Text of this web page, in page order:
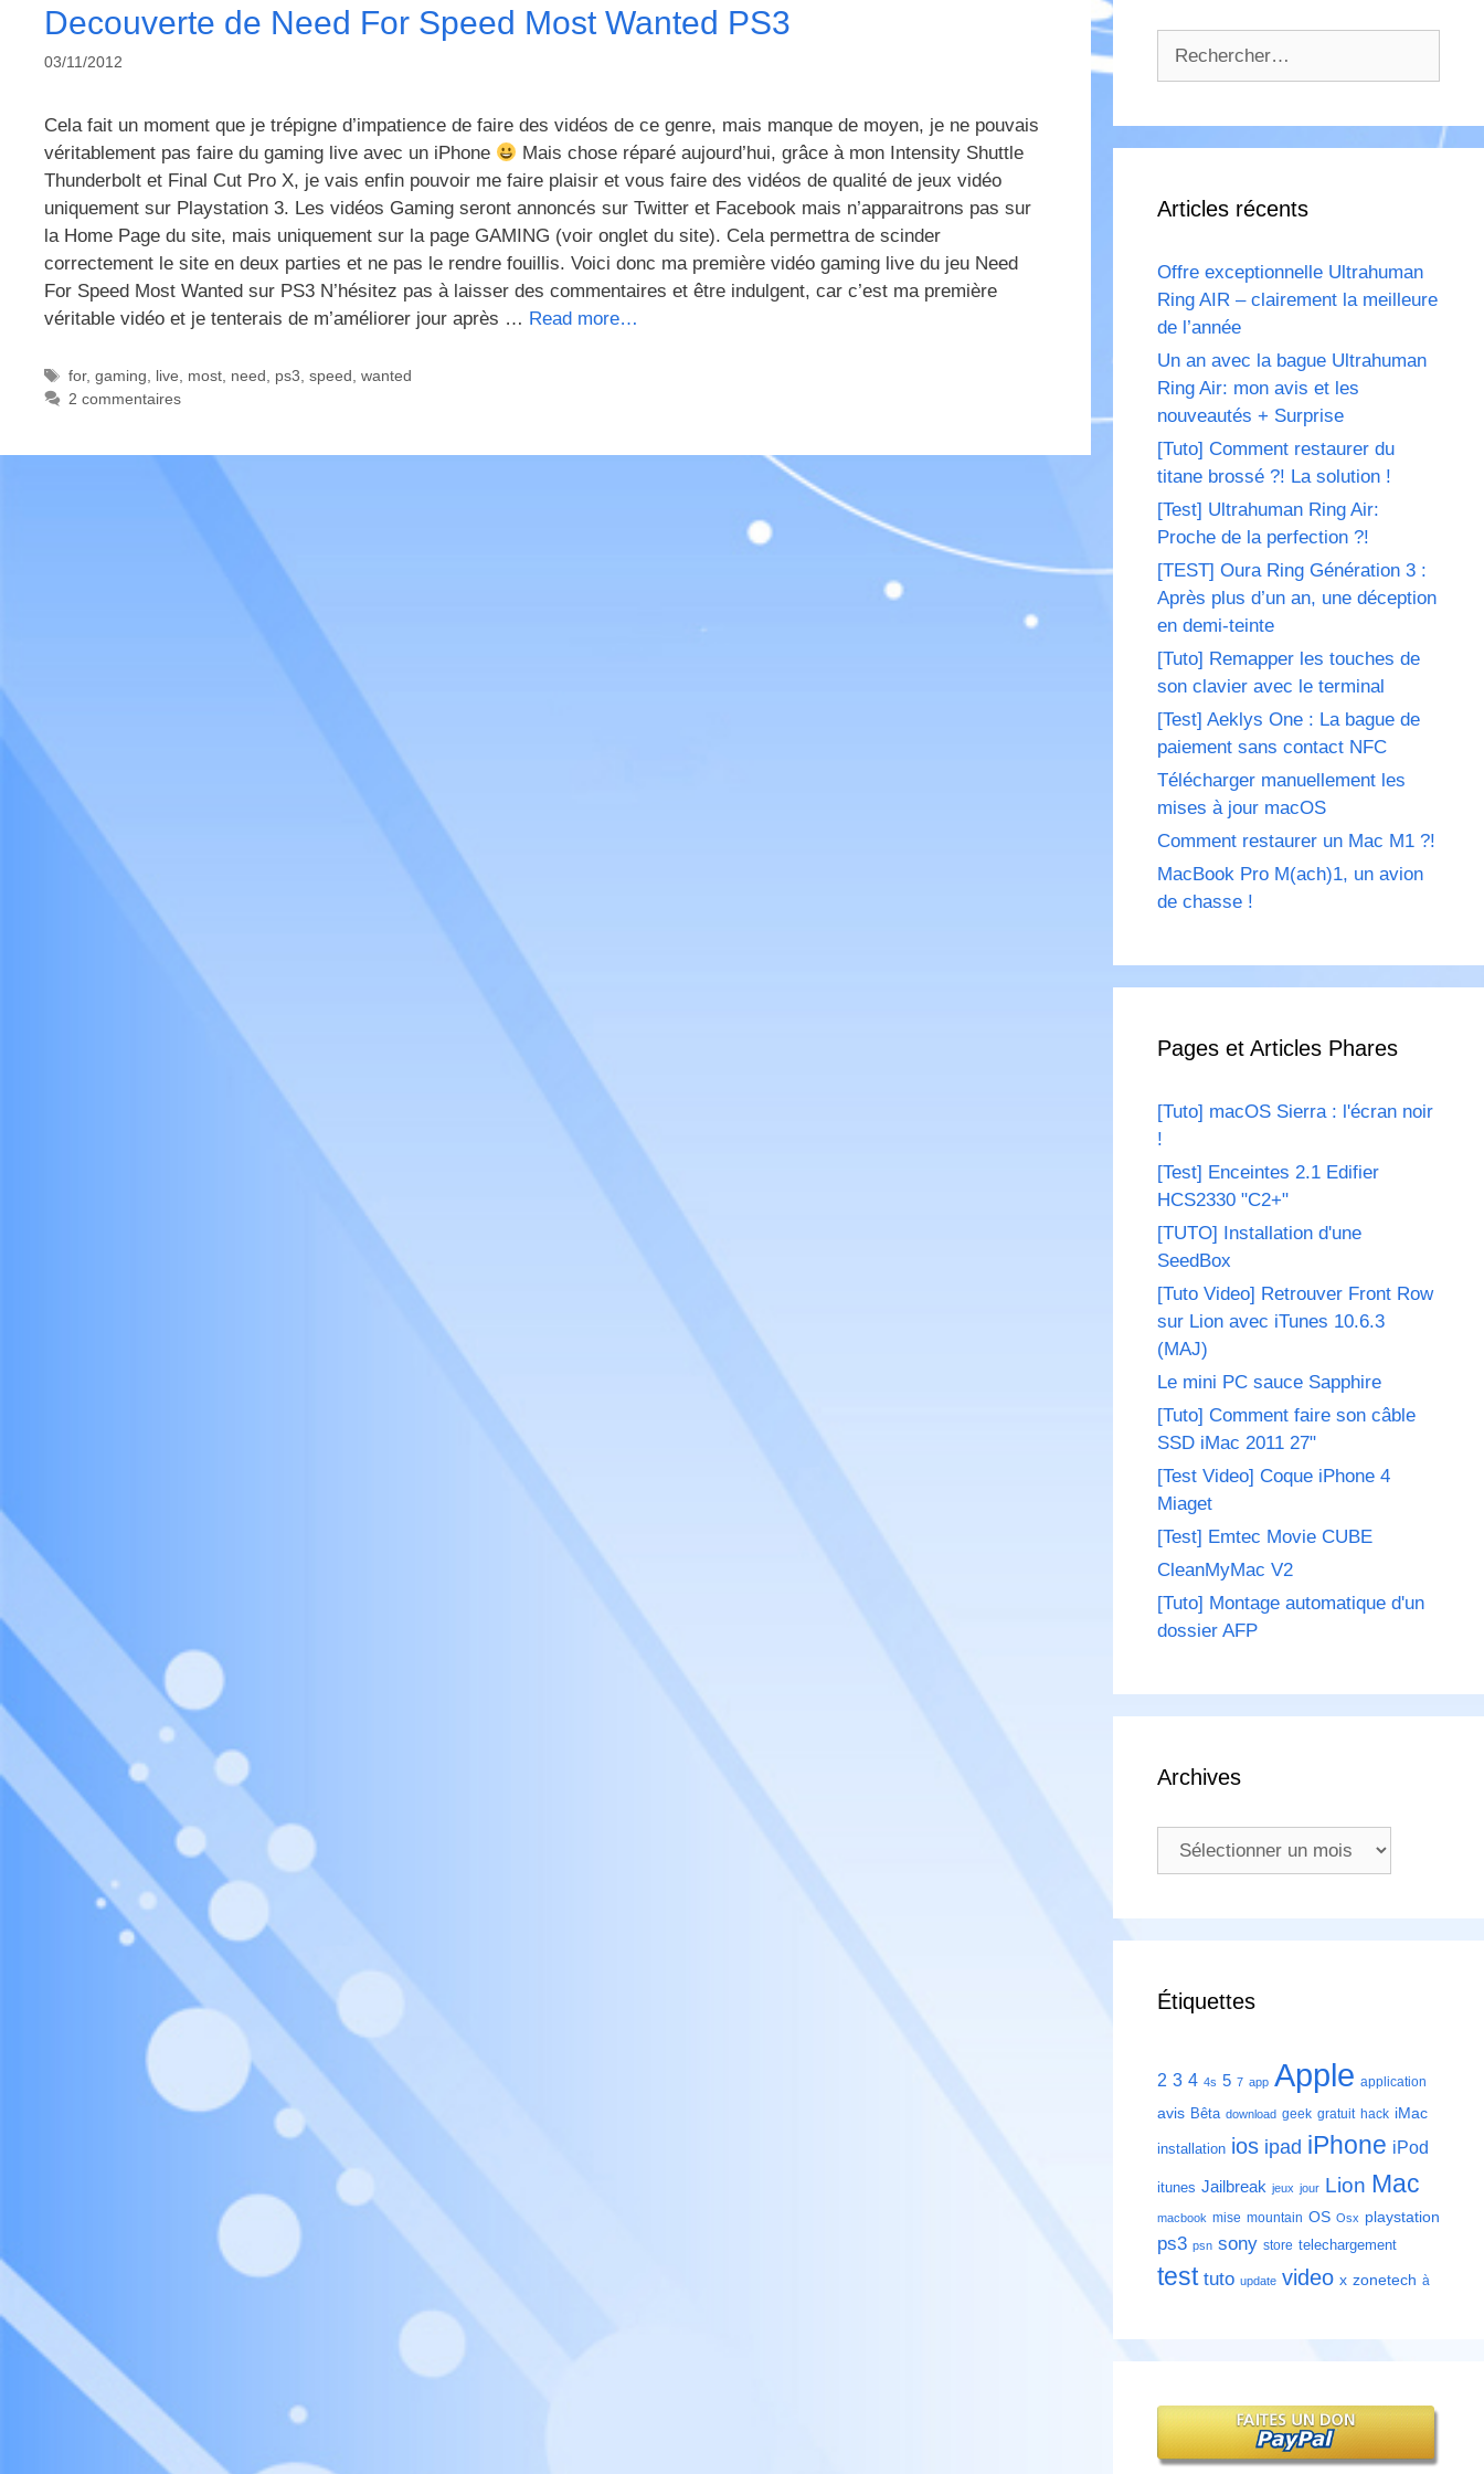
Decouverte de Need For Speed Most Wanted PS3
03/11/2012
Cela fait un moment que je trépigne d’impatience de faire des vidéos de ce genre, mais manque de moyen, je ne pouvais
véritablement pas faire du gaming live avec un iPhone
Mais chose réparé aujourd’hui, grâce à mon Intensity Shuttle
Thunderbolt et Final Cut Pro X, je vais enfin pouvoir me faire plaisir et vous faire des vidéos de qualité de jeux vidéo
uniquement sur Playstation 3. Les vidéos Gaming seront annoncés sur Twitter et Facebook mais n’apparaitrons pas sur
la Home Page du site, mais uniquement sur la page GAMING (voir onglet du site). Cela permettra de scinder
correctement le site en deux parties et ne pas le rendre fouillis. Voici donc ma première vidéo gaming live du jeu Need
For Speed Most Wanted sur PS3 N’hésitez pas à laisser des commentaires et être indulgent, car c’est ma première
véritable vidéo et je tenterais de m’améliorer jour après … Read more…
Étiquettes
for, gaming, live, most, need, ps3, speed, wanted
2 commentaires
Articles récents
Offre exceptionnelle Ultrahuman
Ring AIR – clairement la meilleure
de l’année
Un an avec la bague Ultrahuman
Ring Air: mon avis et les
nouveautés + Surprise
[Tuto] Comment restaurer du
titane brossé ?! La solution !
[Test] Ultrahuman Ring Air:
Proche de la perfection ?!
[TEST] Oura Ring Génération 3 :
Après plus d’un an, une déception
en demi-teinte
[Tuto] Remapper les touches de
son clavier avec le terminal
[Test] Aeklys One : La bague de
paiement sans contact NFC
Télécharger manuellement les
mises à jour macOS
Comment restaurer un Mac M1 ?!
MacBook Pro M(ach)1, un avion
de chasse !
Pages et Articles Phares
[Tuto] macOS Sierra : l'écran noir
!
[Test] Enceintes 2.1 Edifier
HCS2330 "C2+"
[TUTO] Installation d'une
SeedBox
[Tuto Video] Retrouver Front Row
sur Lion avec iTunes 10.6.3
(MAJ)
Le mini PC sauce Sapphire
[Tuto] Comment faire son câble
SSD iMac 2011 27"
[Test Video] Coque iPhone 4
Miaget
[Test] Emtec Movie CUBE
CleanMyMac V2
[Tuto] Montage automatique d'un
dossier AFP
Archives
Archives
Étiquettes
2 3 4 4s 5 7 app Apple application
avis Bêta download geek gratuit hack iMac
installation ios ipad iPhone iPod
itunes Jailbreak jeux jour Lion Mac
macbook mise mountain OS Osx playstation
ps3 psn sony store telechargement
test tuto update video x zonetech à